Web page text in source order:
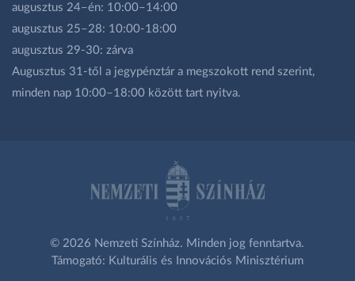
augusztus 24–én: 10:00–14:00
augusztus 25–28: 10:00-18:00
augusztus 29-30: zárva
Augusztus 31-től a jegypénztár a megszokott rend szerint,
minden nap 10:00–18:00 között tart nyitva.
© 2026 Nemzeti Színház. Minden jog fenntartva.
Támogató: Kulturális és Innovációs Minisztérium